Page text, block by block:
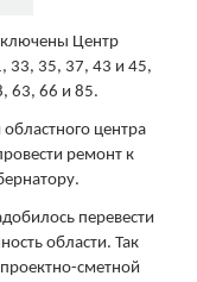
Центр
35, 37, 43 и 45,
63, 66 и 85.
центра
ремонт к
перевести
области. Так
сметной